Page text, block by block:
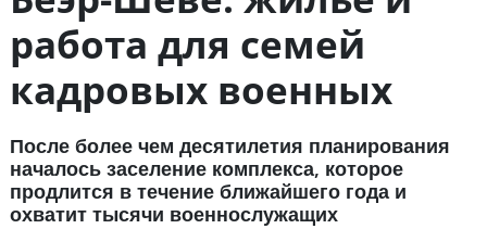
работа для семей
кадровых военных
После более чем десятилетия планирования
началось заселение комплекса, которое
продлится в течение ближайшего года и
охватит тысячи военнослужащих